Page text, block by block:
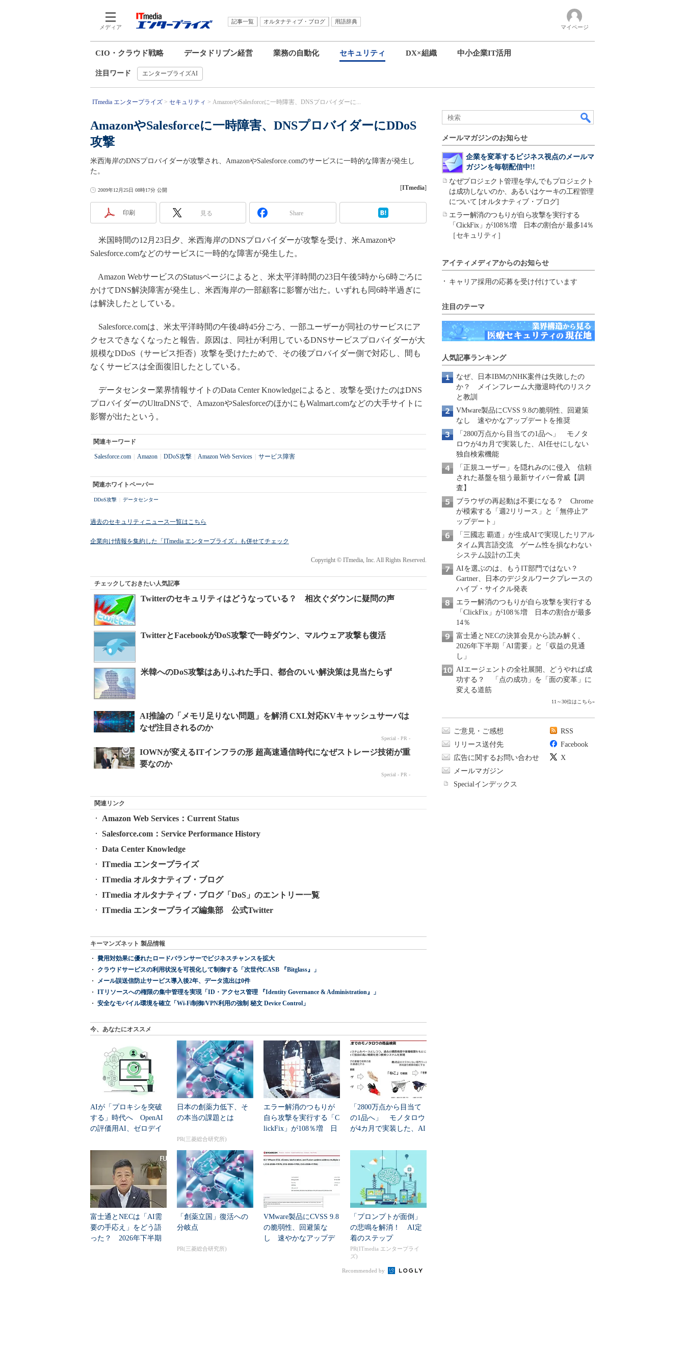
メディア
記事一覧 オルタナティブ・ブログ
用語辞典
マイページ
CIO・クラウド戦略 データドリブン経営 業務の自動化 セキュリティ DX×組織 中小企業IT活用
注目ワード エンタープライズAI
ITmedia エンタープライズ セキュリティ AmazonやSalesforceに一時障害、DNSプロバイダーに...
AmazonやSalesforceに一時障害、DNSプロバイダーにDDoS
攻撃
米西海岸のDNSプロバイダーが攻撃され、AmazonやSalesforce.comのサービスに一時的な障害が発生し
た。
2009年12月25日 08時17分 公開 [ITmedia]
印刷 見る Share
米国時間の12月23日夕、米西海岸のDNSプロバイダーが攻撃を受け、米Amazonや
Salesforce.comなどのサービスに一時的な障害が発生した。
Amazon WebサービスのStatusページによると、米太平洋時間の23日午後5時から6時ごろに
かけてDNS解決障害が発生し、米西海岸の一部顧客に影響が出た。いずれも同6時半過ぎに
は解決したとしている。
Salesforce.comは、米太平洋時間の午後4時45分ごろ、一部ユーザーが同社のサービスにア
クセスできなくなったと報告。原因は、同社が利用しているDNSサービスプロバイダーが大
規模なDDoS（サービス拒否）攻撃を受けたためで、その後プロバイダー側で対応し、間も
なくサービスは全面復旧したとしている。
データセンター業界情報サイトのData Center Knowledgeによると、攻撃を受けたのはDNS
プロバイダーのUltraDNSで、AmazonやSalesforceのほかにもWalmart.comなどの大手サイトに
影響が出たという。
関連キーワード
Salesforce.com Amazon DDoS攻撃 Amazon Web Services サービス障害
関連ホワイトペーパー
DDoS攻撃 データセンター
過去のセキュリティニュース一覧はこちら
企業向け情報を集約した「ITmedia エンタープライズ」も併せてチェック
Copyright © ITmedia, Inc. All Rights Reserved.
チェックしておきたい人気記事
Twitterのセキュリティはどうなっている？ 相次ぐダウンに疑問の声
TwitterとFacebookがDoS攻撃で一時ダウン、マルウェア攻撃も復活
米韓へのDoS攻撃はありふれた手口、都合のいい解決策は見当たらず
関連リンク
Amazon Web Services：Current Status
Salesforce.com：Service Performance History
Data Center Knowledge
ITmedia エンタープライズ
ITmedia オルタナティブ・ブログ
ITmedia オルタナティブ・ブログ「DoS」のエントリー一覧
ITmedia エンタープライズ編集部 公式Twitter
キーマンズネット 製品情報
費用対効果に優れたロードバランサーでビジネスチャンスを拡大
クラウドサービスの利用状況を可視化して制御する「次世代CASB 『Bitglass』」
メール誤送信防止サービス導入後2年、データ流出は0件
ITリソースへの権限の集中管理を実現「ID・アクセス管理 『Identity Governance & Administration』」
安全なモバイル環境を確立「Wi-Fi制御/VPN利用の強制 秘文 Device Control」
今、あなたにオススメ
AIが「プロキシを突破
する」時代へ OpenAI
の評価用AI、ゼロデイ
日本の創薬力低下、そ
の本当の課題とは
PR(三菱総合研究所)
エラー解消のつもりが
自ら攻撃を実行する「C
lickFix」が108％増 日
「2800万点から目当て
の1品へ」 モノタロウ
が4カ月で実装した、AI
富士通とNECは「AI需
要の手応え」をどう語
った？ 2026年下半期
「創薬立国」復活への
分岐点
PR(三菱総合研究所)
VMware製品にCVSS 9.8
の脆弱性、回避策な
し 速やかなアップデ
「プロンプトが面倒」
の悲鳴を解消！ AI定
着のステップ
PR(ITmedia エンタープライ
ズ)
Recommended by
メールマガジンのお知らせ
企業を変革するビジネス視点のメールマ
ガジンを毎朝配信中!!
なぜプロジェクト管理を学んでもプロジェクト
は成功しないのか、あるいはケーキの工程管理
について [オルタナティブ・ブログ]
エラー解消のつもりが自ら攻撃を実行する
「ClickFix」が108％増 日本の割合が 最多14％
［セキュリティ］
アイティメディアからのお知らせ
キャリア採用の応募を受け付けています
注目のテーマ
人気記事ランキング
なぜ、日本IBMのNHK案件は失敗したの
か？ メインフレーム大撤退時代のリスク
と教訓
VMware製品にCVSS 9.8の脆弱性、回避策
なし 速やかなアップデートを推奨
「2800万点から目当ての1品へ」 モノタ
ロウが4カ月で実装した、AI任せにしない
独自検索機能
「正規ユーザー」を隠れみのに侵入 信頼
された基盤を狙う最新サイバー脅威【調
査】
ブラウザの再起動は不要になる？ Chrome
が模索する「週2リリース」と「無停止ア
ップデート」
「三國志 覇道」が生成AIで実現したリアル
タイム異言語交流 ゲーム性を損なわない
システム設計の工夫
AIを選ぶのは、もうIT部門ではない？
Gartner、日本のデジタルワークプレースの
ハイプ・サイクル発表
エラー解消のつもりが自ら攻撃を実行する
「ClickFix」が108％増 日本の割合が最多
14％
富士通とNECの決算会見から読み解く、
2026年下半期「AI需要」と「収益の見通
し」
AIエージェントの全社展開、どうやれば成
功する？ 「点の成功」を「面の変革」に
変える道筋
11～30位はこちら»
ご意見・ご感想
リリース送付先
広告に関するお問い合わせ
メールマガジン
Specialインデックス
RSS
Facebook
X